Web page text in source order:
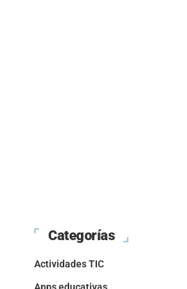
Categorías
Actividades TIC